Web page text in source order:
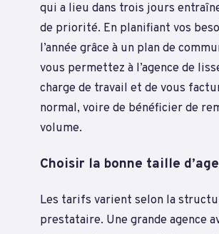
qui a lieu dans trois jours
de priorité. En planifiant vos
l’année grâce à un plan de
vous permettez à l’agence de
charge de travail et de vous
normal, voire de bénéficier de
volume.
Choisir la bonne taille
Les tarifs varient selon la
prestataire. Une grande agence